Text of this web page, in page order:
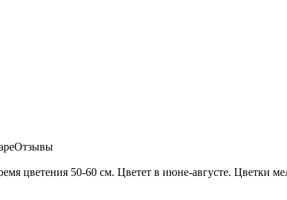
Отзывы
цветения 50-60 см. Цветет в июне-августе. Цветки